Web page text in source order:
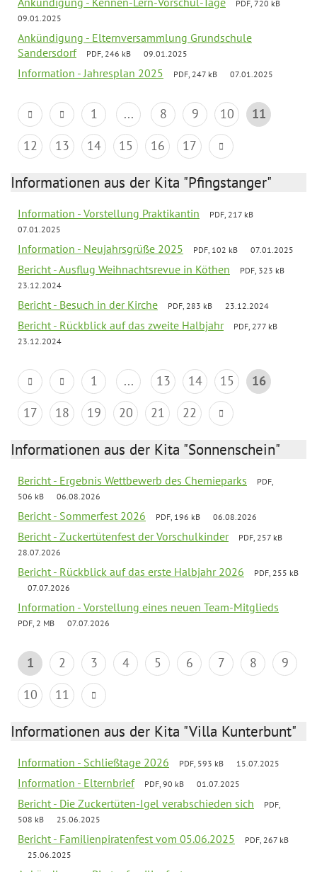
PDF, 720 kB
09.01.2025
Ankündigung - Elternversammlung Grundschule
Sandersdorf
PDF, 246 kB 09.01.2025
Information - Jahresplan 2025 PDF, 247 kB 07.01.2025
1 ... 8 9 10
11
12
13 14 15 16 17
Informationen aus der Kita "Pfingstanger"
Information - Vorstellung Praktikantin
PDF, 217 kB
07.01.2025
Information - Neujahrsgrüße 2025 PDF, 102 kB 07.01.2025
Bericht - Ausflug Weihnachtsrevue in Köthen
PDF, 323 kB
23.12.2024
Bericht - Besuch in der Kirche PDF, 283 kB 23.12.2024
Bericht - Rückblick auf das zweite Halbjahr
PDF, 277 kB
23.12.2024
1 ... 13 14 15
16
17
18 19 20 21 22
Informationen aus der Kita "Sonnenschein"
Bericht - Ergebnis Wettbewerb des Chemieparks
PDF,
506 kB
06.08.2026
Bericht - Sommerfest 2026 PDF, 196 kB 06.08.2026
Bericht - Zuckertütenfest der Vorschulkinder
PDF, 257 kB
28.07.2026
Bericht - Rückblick auf das erste Halbjahr 2026
PDF, 255 kB
07.07.2026
Information - Vorstellung eines neuen Team-Mitglieds
PDF, 2 MB 07.07.2026
1 2 3 4 5 6 7 8
9
10
11
Informationen aus der Kita "Villa Kunterbunt"
Information - Schließtage 2026 PDF, 593 kB 15.07.2025
Information - Elternbrief PDF, 90 kB 01.07.2025
Bericht - Die Zuckertüten-Igel verabschieden sich
PDF,
508 kB
25.06.2025
Bericht - Familienpiratenfest vom 05.06.2025
PDF, 267 kB
25.06.2025